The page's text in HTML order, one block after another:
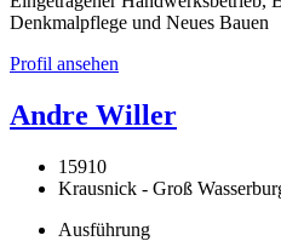
Denkmalpflege und Neues Bauen
Profil ansehen
Andre Willer
15910
Krausnick - Groß
Ausführung